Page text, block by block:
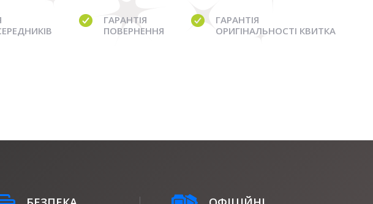
ГАРАНТІЯ
ПОВЕРНЕННЯ
ГАРАНТІЯ
ОРИГІНАЛЬНОСТІ КВИТКА